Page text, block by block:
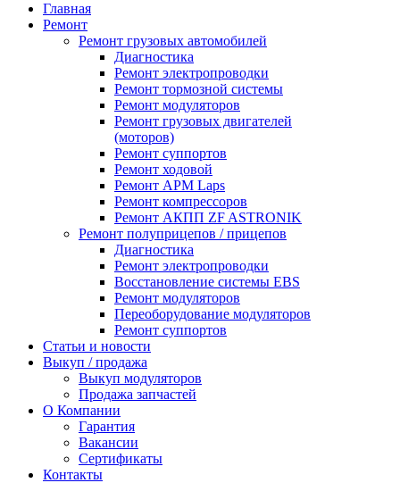
Главная
Ремонт
Ремонт грузовых автомобилей
Диагностика
Ремонт электропроводки
Ремонт тормозной системы
Ремонт модуляторов
Ремонт грузовых двигателей
(моторов)
Ремонт суппортов
Ремонт ходовой
Ремонт APM Laps
Ремонт компрессоров
Ремонт АКПП ZF ASTRONIK
Ремонт полуприцепов / прицепов
Диагностика
Ремонт электропроводки
Восстановление системы EBS
Ремонт модуляторов
Переоборудование модуляторов
Ремонт суппортов
Статьи и новости
Выкуп / продажа
Выкуп модуляторов
Продажа запчастей
О Компании
Гарантия
Вакансии
Сертификаты
Контакты